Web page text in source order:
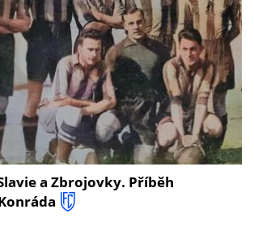
a Zbrojovky. Příběh